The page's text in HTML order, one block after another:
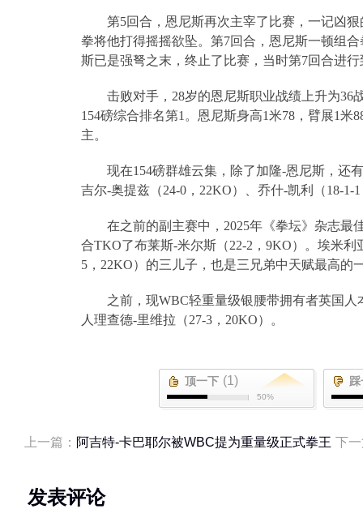
第5回合，恩尼斯再次主宰了比赛，一记凶
拳将他打得摇摇欲坠。第7回合，恩尼斯一顿组
斯已是强弩之末，终止了比赛，当时第7回合进行
击败对手， 28岁的恩尼斯职业战绩上升为36
154磅综合排名第1 。恩尼斯身高1米78 ，臂展1米
主。
现在154磅群雄云集，除了加隆-恩尼斯，还
吉尔-奥提兹（24-0 ， 22KO）、乔什-凯利（18-1-1
在之前的副主赛中， 2025年《拳坛》杂志最
合TKO了布莱斯-米尔斯（22-2 ， 9KO）。埃米利
5 ， 22KO）的三儿子，也是三兄弟中天赋最高的
之前，现WBC轻重量级银腰带拥有者英国人
人理查德-里维拉（27-3 ， 20KO）。
顶一下 (1)
50%
下
上一篇： 阿吉特-卡巴耶尔被WBC提为重量级正式拳王
发表评论